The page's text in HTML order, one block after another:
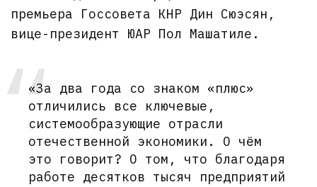
премьера Госсовета КНР Дин Сюэсян,
вице-президент ЮАР Пол Машатиле.
«За два года со знаком «плюс»
отличились все ключевые,
системообразующие отрасли
отечественной экономики. О чём
это говорит? О том, что благодаря
работе десятков тысяч предприятий